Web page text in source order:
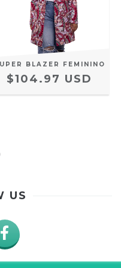
BLAZER FEMININO
$104.97 USD
US